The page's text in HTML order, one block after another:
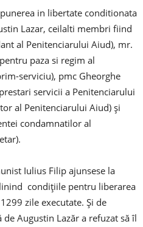
in libertate conditionata
Lazar, ceilalti membri fiind
al Penitenciarului Aiud), mr.
paza si regim al
serviciu), pmc Gheorghe
servicii a Penitenciarului
al Penitenciarului Aiud) și
condamnatilor al
Iulius Filip ajunsese la
condițiile pentru liberarea
zile executate. Și de
Augustin Lazăr a refuzat să îl